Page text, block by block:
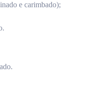
e carimbado);